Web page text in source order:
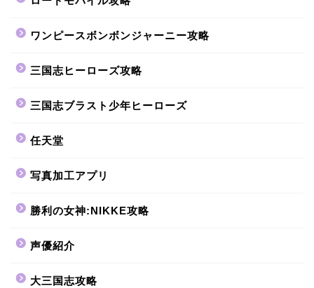
ワンピースボンボンジャーニー攻略
三国志ヒーローズ攻略
三国志ブラスト少年ヒーローズ
任天堂
写真加工アプリ
勝利の女神:NIKKE攻略
声優紹介
大三国志攻略